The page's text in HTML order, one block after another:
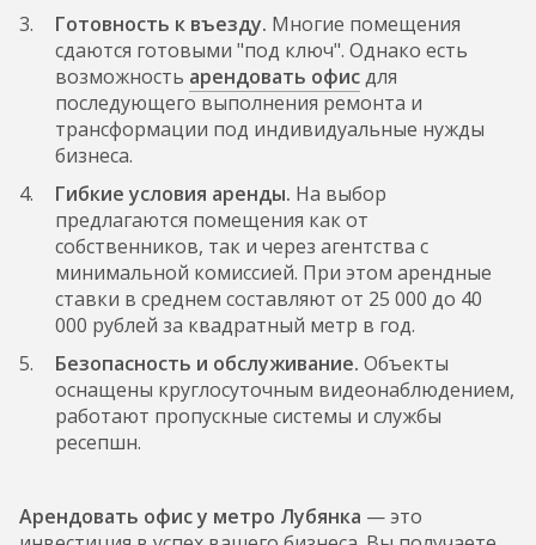
Готовность к въезду. Многие помещения
сдаются готовыми "под ключ". Однако есть
возможность арендовать офисдля
последующего выполнения ремонта и
трансформации под индивидуальные нужды
бизнеса.
Гибкие условия аренды. На выбор
предлагаются помещения как от
собственников, так и через агентства с
минимальной комиссией. При этом арендные
ставки в среднем составляют от 25 000 до 40
000 рублей за квадратный метр в год.
Безопасность и обслуживание. Объекты
оснащены круглосуточным видеонаблюдением,
работают пропускные системы и службы
ресепшн.
Арендовать офис у метро Лубянка — это